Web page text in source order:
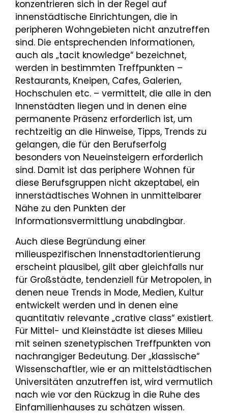
konzentrieren sich in der Regel auf
innenstädtische Einrichtungen, die in
peripheren Wohngebieten nicht anzutreffen
sind. Die entsprechenden Informationen,
auch als „tacit knowledge“ bezeichnet,
werden in bestimmten Treffpunkten –
Restaurants, Kneipen, Cafes, Galerien,
Hochschulen etc. – vermittelt, die alle in den
Innenstädten liegen und in denen eine
permanente Präsenz erforderlich ist, um
rechtzeitig an die Hinweise, Tipps, Trends zu
gelangen, die für den Berufserfolg
besonders von Neueinsteigern erforderlich
sind. Damit ist das periphere Wohnen für
diese Berufsgruppen nicht akzeptabel, ein
innerstädtisches Wohnen in unmittelbarer
Nähe zu den Punkten der
Informationsvermittlung unabdingbar.
Auch diese Begründung einer
milieuspezifischen Innenstadtorientierung
erscheint plausibel, gilt aber gleichfalls nur
für Großstädte, tendenziell für Metropolen, in
denen neue Trends in Mode, Medien, Kultur
entwickelt werden und in denen eine
quantitativ relevante „crative class“ existiert.
Für Mittel- und Kleinstädte ist dieses Milieu
mit seinen szenetypischen Treffpunkten von
nachrangiger Bedeutung. Der „klassische“
Wissenschaftler, wie er an mittelstädtischen
Universitäten anzutreffen ist, wird vermutlich
nach wie vor den Rückzug in die Ruhe des
Einfamilienhauses zu schätzen wissen.